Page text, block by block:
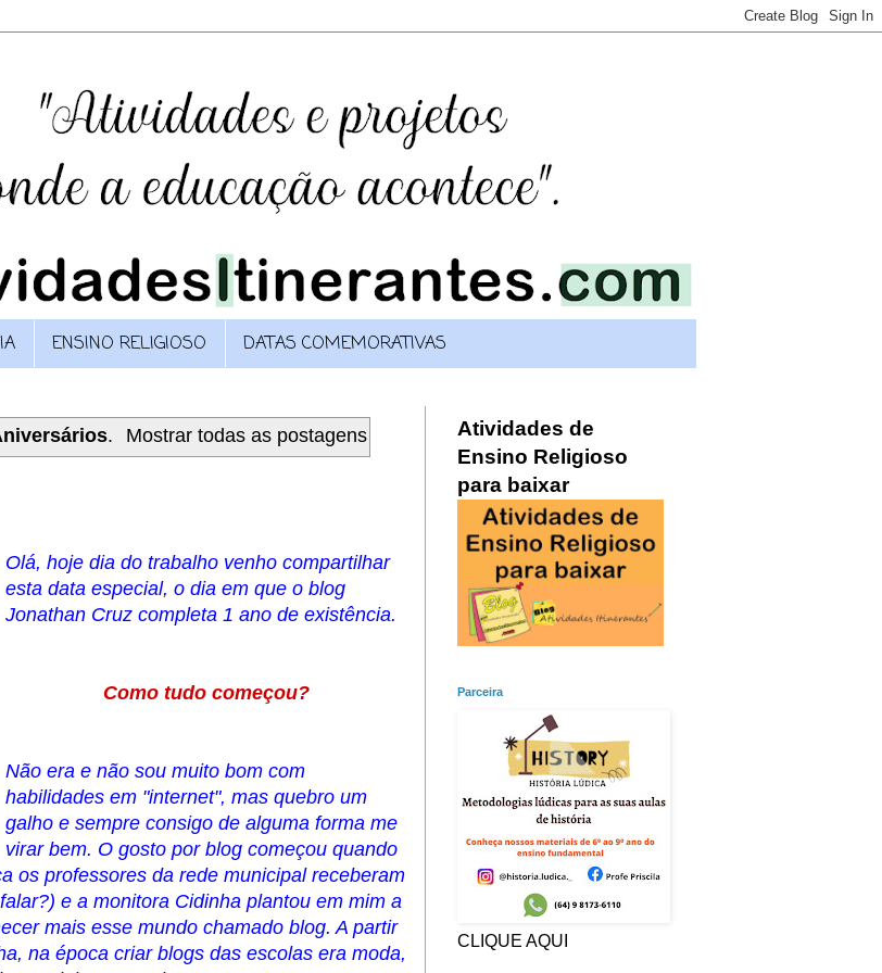
ENSINO RELIGIOSO DATAS COMEMORATIVAS
. Mostrar todas as postagens
Olá, hoje dia do trabalho venho compartilhar
esta data especial, o dia em que o blog
Jonathan Cruz completa 1 ano de existência.
Como tudo começou?
Não era e não sou muito bom com
habilidades em "internet", mas quebro um
galho e sempre consigo de alguma forma me
virar bem. O gosto por blog começou quando
os professores da rede municipal receberam
e a monitora Cidinha plantou em mim a
mais esse mundo chamado blog. A partir
na época criar blogs das escolas era moda,
Atividades de
Ensino Religioso
para baixar
Parceira
CLIQUE AQUI